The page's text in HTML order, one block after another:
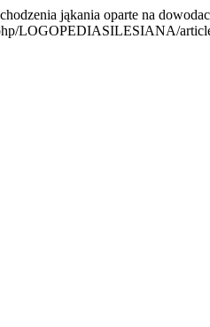
jąkania oparte na
LOGOPEDIASILESIANA/